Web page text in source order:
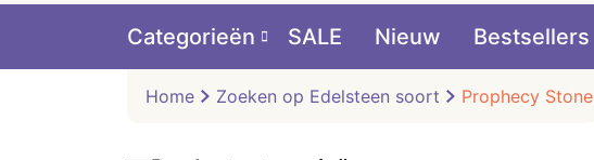
Categorieën SALE Nieuw Bestsellers
Home Zoeken op Edelsteen soort Prophecy Stone